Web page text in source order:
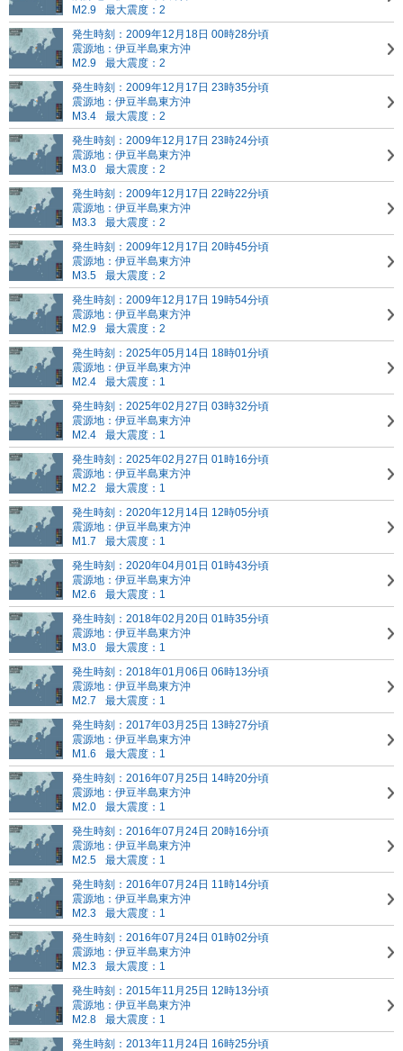
M2.9
最大震度：2
発生時刻：2009年12月18日 00時28分頃
震源地：伊豆半島東方沖
M2.9
最大震度：2
発生時刻：2009年12月17日 23時35分頃
震源地：伊豆半島東方沖
M3.4
最大震度：2
発生時刻：2009年12月17日 23時24分頃
震源地：伊豆半島東方沖
M3.0
最大震度：2
発生時刻：2009年12月17日 22時22分頃
震源地：伊豆半島東方沖
M3.3
最大震度：2
発生時刻：2009年12月17日 20時45分頃
震源地：伊豆半島東方沖
M3.5
最大震度：2
発生時刻：2009年12月17日 19時54分頃
震源地：伊豆半島東方沖
M2.9
最大震度：2
発生時刻：2025年05月14日 18時01分頃
震源地：伊豆半島東方沖
M2.4
最大震度：1
発生時刻：2025年02月27日 03時32分頃
震源地：伊豆半島東方沖
M2.4
最大震度：1
発生時刻：2025年02月27日 01時16分頃
震源地：伊豆半島東方沖
M2.2
最大震度：1
発生時刻：2020年12月14日 12時05分頃
震源地：伊豆半島東方沖
M1.7
最大震度：1
発生時刻：2020年04月01日 01時43分頃
震源地：伊豆半島東方沖
M2.6
最大震度：1
発生時刻：2018年02月20日 01時35分頃
震源地：伊豆半島東方沖
M3.0
最大震度：1
発生時刻：2018年01月06日 06時13分頃
震源地：伊豆半島東方沖
M2.7
最大震度：1
発生時刻：2017年03月25日 13時27分頃
震源地：伊豆半島東方沖
M1.6
最大震度：1
発生時刻：2016年07月25日 14時20分頃
震源地：伊豆半島東方沖
M2.0
最大震度：1
発生時刻：2016年07月24日 20時16分頃
震源地：伊豆半島東方沖
M2.5
最大震度：1
発生時刻：2016年07月24日 11時14分頃
震源地：伊豆半島東方沖
M2.3
最大震度：1
発生時刻：2016年07月24日 01時02分頃
震源地：伊豆半島東方沖
M2.3
最大震度：1
発生時刻：2015年11月25日 12時13分頃
震源地：伊豆半島東方沖
M2.8
最大震度：1
発生時刻：2013年11月24日 16時25分頃